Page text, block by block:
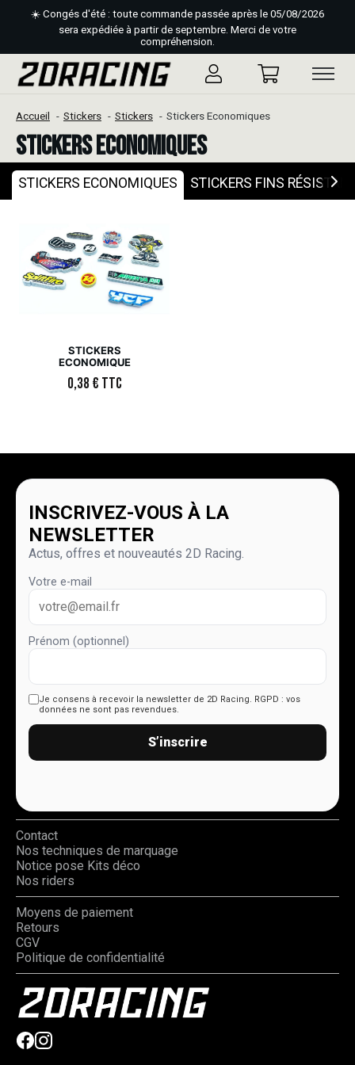
☀️ Congés d'été : toute commande passée après le 05/08/2026
sera expédiée à partir de septembre. Merci de votre
compréhension.
Accueil Stickers Stickers Stickers Economiques
Stickers Economiques
STICKERS ECONOMIQUES STICKERS FINS
STICKERS
ECONOMIQUE
0,38€ TTC
INSCRIVEZ-VOUS À LA
NEWSLETTER
Actus, offres et nouveautés 2D Racing.
Votre e-mail
Prénom (optionnel)
Je consens à recevoir la newsletter de 2D Racing. RGPD : vos
données ne sont pas revendues.
S’inscrire
Contact
Nos techniques de marquage
Notice pose Kits déco
Nos riders
Moyens de paiement
Retours
CGV
Politique de confidentialité